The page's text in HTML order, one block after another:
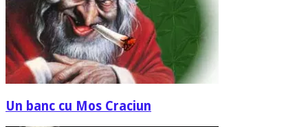
Un banc cu Mos Craciun